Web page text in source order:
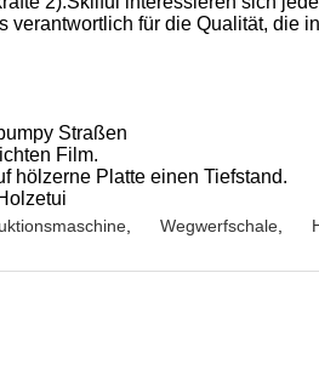
für die Qualität, die
Straßen
Film.
hölzerne Platte einen Tiefstand.
Wegwerfschale